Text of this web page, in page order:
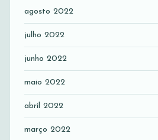
agosto 2022
julho 2022
junho 2022
maio 2022
abril 2022
março 2022